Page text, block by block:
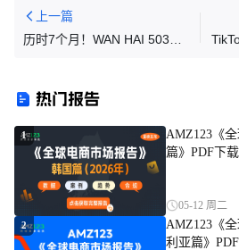
上一篇
历时7个月！WAN HAI 503轮
热门报告
1
AMZ123《
篇》PDF下载
05-12 周二
2
AMZ123《
利亚篇》